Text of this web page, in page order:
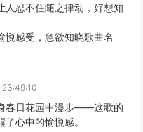
人忍不住随之律动，好想知
悦感受，急欲知晓歌曲名
春日花园中漫步——这歌的
心中的愉悦感。